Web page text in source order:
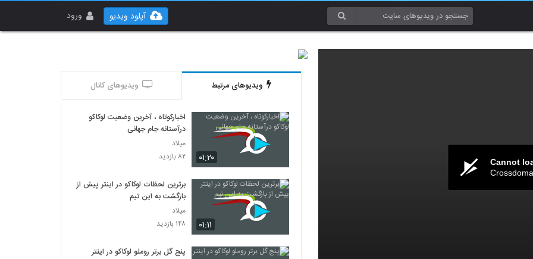
ورود آپلود ویدیو
Cannot
ویدیوهای مرتبط ویدیوهای کانال
۰۱:۲۰
اخبارکوتاه ، آخرین وضعیت لوکاکو
درآستانه جام جهانی
میلاد
۸۲ بازدید
۰۱:۱۱
برترین لحظات لوکاکو در اینتر پیش از
بازگشت به این تیم
میلاد
۱۴۸ بازدید
پنج گل برتر روملو لوکاکو در اینتر